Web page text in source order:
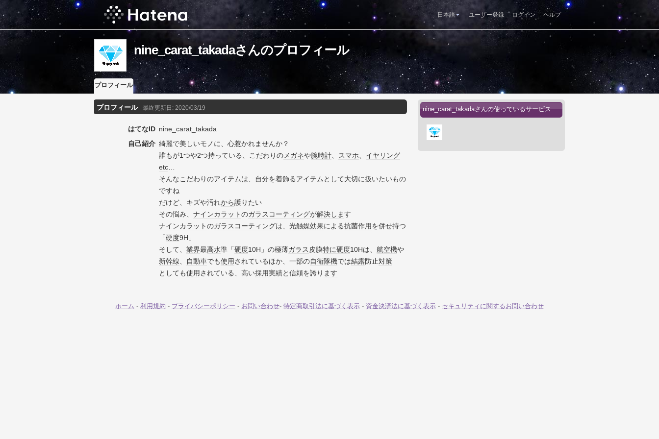
日本語 ユーザー登録 ログイン ヘルプ
nine_carat_takadaさんのプロフィール
プロフィール
プロフィール 最終更新日: 2020/03/19
はてなID nine_carat_takada
自己紹介 綺麗で美しいモノに、心惹かれませんか？
誰もが1つや2つ持っている、こだわりのメガネや腕時計、 スマホ、 イヤリング
etc…
そんなこだわりのアイテムは、 自分を着飾るアイテムとして大切に扱いたいもの
ですね
だけど、キズや汚れから護りたい
その悩み、 ナインカラットのガラス コーティングが解決します
ナインカラットのガラス コーティングは、 光触媒効果による抗菌作用を併せ持つ
「硬度9H」
そして、 業界最高水準「硬度10H」の極薄ガラス皮膜特に硬度10Hは、 航空機や
新幹線、 自動車でも使用 されているほか、一部の自衛隊機では結露防止対策
としても使用 されている、高い採用実績と信頼を誇り ます
nine_carat_takadaさんの使っているサービス
ホーム - 利用規約 - プライバシーポリシー - お問い合わせ- 特定商取引法に基づく表示 - 資金決済法に基づく表示 - セキュリティに関するお問い合わせ